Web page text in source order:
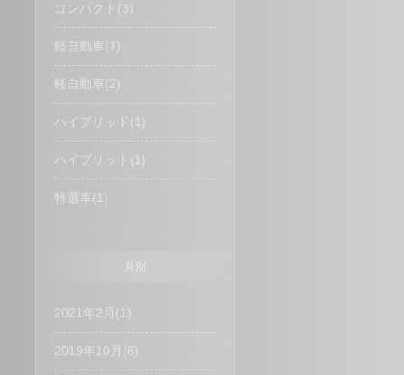
コンパクト(3)
軽自動車(1)
軽自動車(2)
ハイブリッド(1)
ハイブリット(1)
特選車(1)
月別
2021年2月(1)
2019年10月(8)